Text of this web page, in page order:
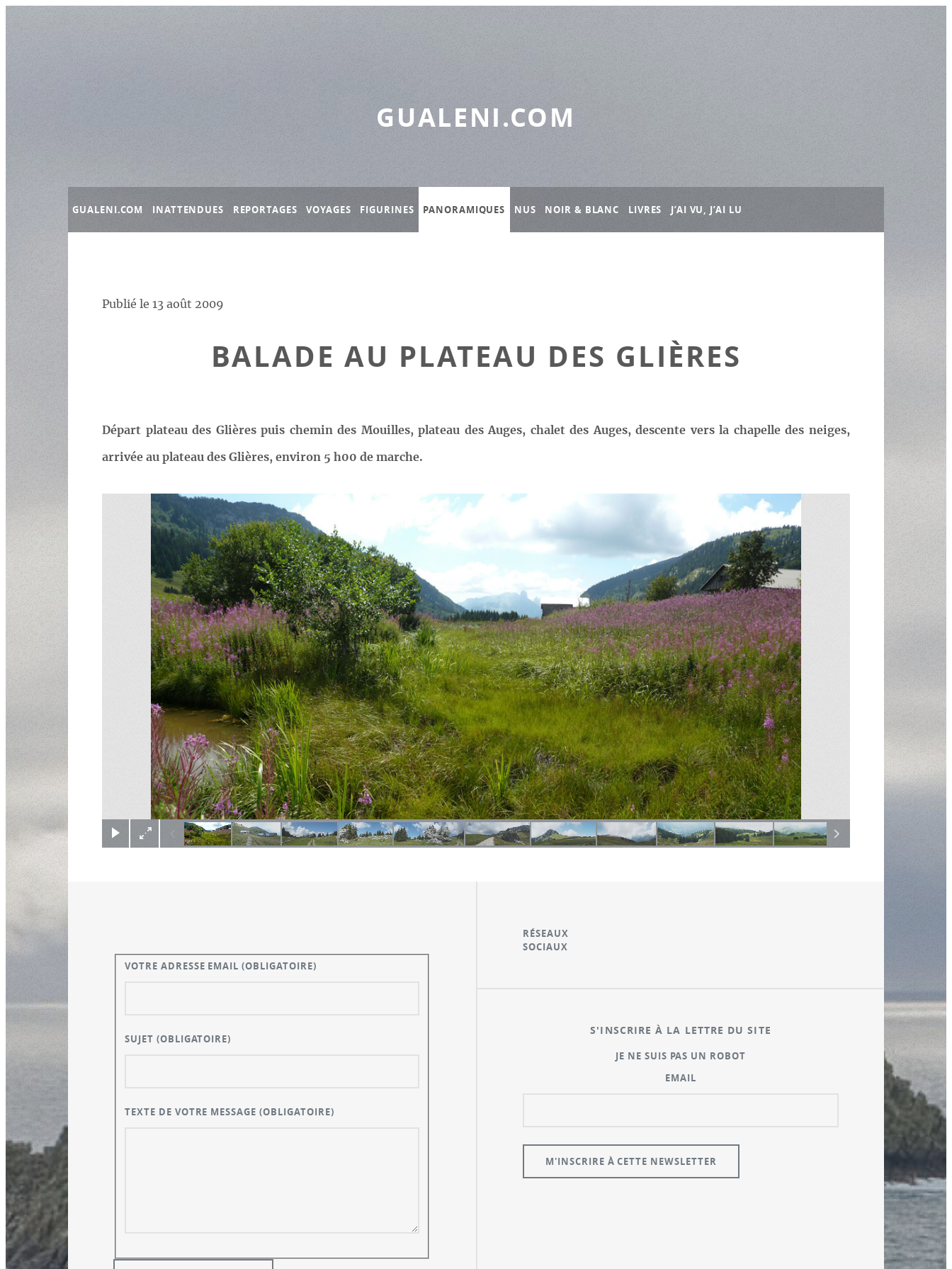
GUALENI.COM
GUALENI.COM INATTENDUES REPORTAGES VOYAGES FIGURINES PANORAMIQUES NUS NOIR & BLANC LIVRES J’AI VU, J’AI LU
Publié le 13 août 2009
BALADE AU PLATEAU DES GLIÈRES
Départ plateau des Glières puis chemin des Mouilles, plateau des Auges, chalet des Auges, descente vers la chapelle des neiges,
arrivée au plateau des Glières, environ 5 h00 de marche.
(c) Didier Gualeni
VOTRE ADRESSE EMAIL(OBLIGATOIRE)
SUJET (OBLIGATOIRE)
TEXTE DE VOTRE MESSAGE(OBLIGATOIRE)
RÉSEAUX
SOCIAUX
S'INSCRIRE À LA LETTRE DU SITE
JE NE SUIS PAS UN ROBOT
EMAIL